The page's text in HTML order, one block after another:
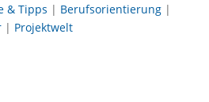
& Tipps | Berufsorientierung |
| Projektwelt